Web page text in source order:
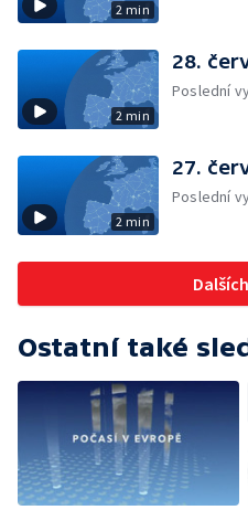
2 min
2 min
28.
Poslední
2 min
27.
Poslední
Ostatní také